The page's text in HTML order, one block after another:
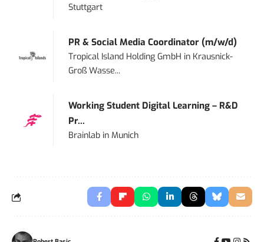
Stuttgart
PR & Social Media Coordinator (m/w/d)
Tropical Island Holding GmbH in Krausnick-
Groß Wasse...
Working Student Digital Learning – R&D
Pr...
Brainlab inMunich